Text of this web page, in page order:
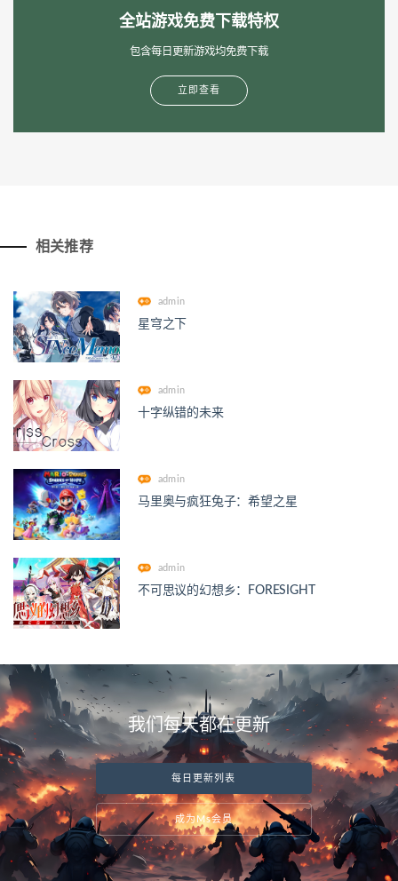
全站游戏免费下载特权
包含每日更新游戏均免费下载
立即查看
相关推荐
admin
星穹之下
admin
十字纵错的未来
admin
马里奥与疯狂兔子：希望之星
admin
不可思议的幻想乡：FORESIGHT
我们每天都在更新
每日更新列表
成为Ms会员